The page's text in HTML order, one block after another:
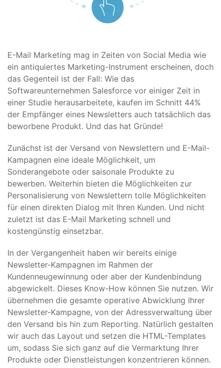
E-Mail Marketing mag in Zeiten von Social Media wie
ein antiquiertes Marketing-Instrument erscheinen, doch
das Gegenteil ist der Fall: Wie das
Softwareunternehmen Salesforce vor einiger Zeit in
einer Studie herausarbeitete, kaufen im Schnitt 44%
der Empfänger eines Newsletters auch tatsächlich das
beworbene Produkt. Und das hat Gründe!
Zunächst ist der Versand von Newslettern und E-Mail-
Kampagnen eine ideale Möglichkeit, um
Sonderangebote oder saisonale Produkte zu
bewerben. Weiterhin bieten die Möglichkeiten zur
Personalisierung von Newslettern tolle Möglichkeiten
für einen direkten Dialog mit Ihren Kunden. Und nicht
zuletzt ist das E-Mail Marketing schnell und
kostengünstig einsetzbar.
In der Vergangenheit haben wir bereits einige
Newsletter-Kampagnen im Rahmen der
Kundenneugewinnung oder aber der Kundenbindung
abgewickelt. Dieses Know-How können Sie nutzen. Wir
übernehmen die gesamte operative Abwicklung Ihrer
Newsletter-Kampagne, von der Adressverwaltung über
den Versand bis hin zum Reporting. Natürlich gestalten
wir auch das Layout und setzen die HTML-Templates
um, sodass Sie sich ganz auf die Vermarktung Ihrer
Produkte oder Dienstleistungen konzentrieren können.